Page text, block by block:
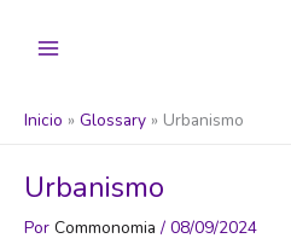
Inicio Glossary Urbanismo
Urbanismo
Por Commonomia / 08/09/2024